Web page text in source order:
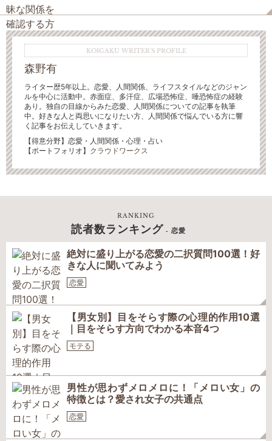
KOIGAKU WRITER'S PROFILE
森野有
ライター歴5年以上。恋愛、人間関係、ライフスタイルなどのジャン
ルを中心に活動中。赤面症、多汗症、広場恐怖症、唾恐怖症の経験
あり。独自の目線からみた恋愛、人間関係についての記事を執筆
中。好きな人と両思いになりたい方、人間関係で悩んでいる方に響
く記事をお伝えしていきます。
【得意分野】恋愛・人間関係・心理・占い
【ポートフォリオ】 クラウドワークス
RANKING
読者数ランキング - 恋愛
絶対に盛り上がる恋愛の二択質問100選！好
きな人に聞いてみよう
恋愛
【男女別】目をそらす際の心理的作用10選
｜目をそらす方向でわかる本音4つ
モテる
男性が思わずメロメロに！「メロい女」の
特徴とは？愛され女子の共通点
恋愛